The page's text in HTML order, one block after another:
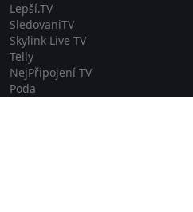
Lepší.TV
SledovaniTV
Skylink Live TV
Telly
NejPřipojení TV
Poda